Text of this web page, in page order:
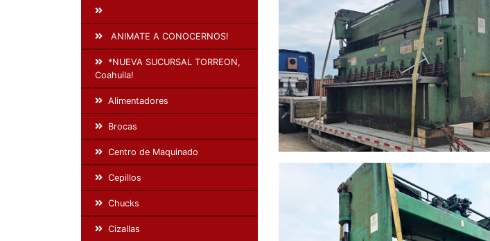
ANIMATE A CONOCERNOS!
*NUEVA SUCURSAL TORREON,
Coahuila!
Alimentadores
Brocas
Centro de Maquinado
Cepillos
Chucks
Cizallas